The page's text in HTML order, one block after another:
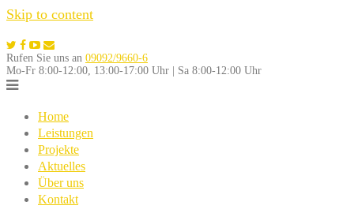
Skip to content
Rufen Sie uns an 09092/9660-6
Mo-Fr 8:00-12:00, 13:00-17:00 Uhr | Sa 8:00-12:00 Uhr
Home
Leistungen
Projekte
Aktuelles
Über uns
Kontakt